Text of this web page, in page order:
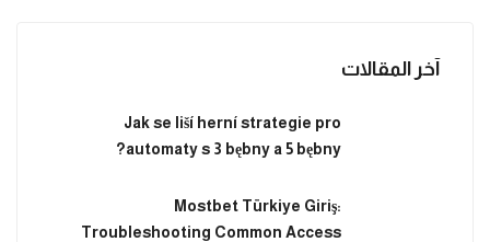
آخر المقالات
Jak se liší herní strategie pro
automaty s 3 bębny a 5 bębny?
Mostbet Türkiye Giriş:
Troubleshooting Common Access